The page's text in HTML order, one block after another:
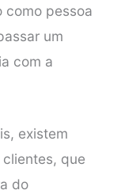
como pessoa
um
com a
existem
que
do